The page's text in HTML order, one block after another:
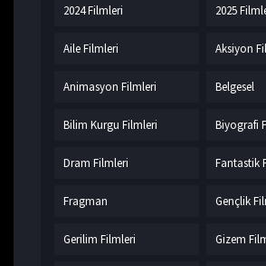
2024 Filmleri 2025
Aile Filmleri Aksiyon
Animasyon Filmleri Belgesel
Bilim Kurgu Filmleri Biyografi
Dram Filmleri Fantastik
Fragman Gençlik
Gerilim Filmleri Gizem